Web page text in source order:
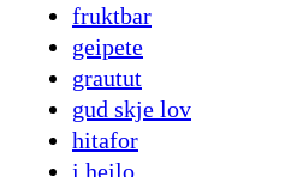
fruktbar
geipete
grautut
gud skje lov
hitafor
i heilo